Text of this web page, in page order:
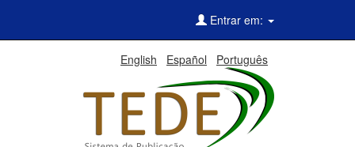
Entrar em:
English Español Português